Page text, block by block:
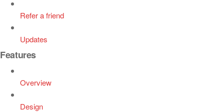
Refer a friend
Updates
Features
Overview
Design